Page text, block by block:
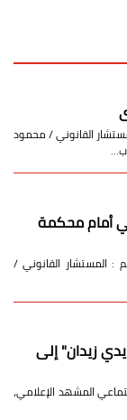
القانوني / محمود
أمام محكمة
: المستشار القانوني /
زيدان" إلى
المشهد الإعلامي،